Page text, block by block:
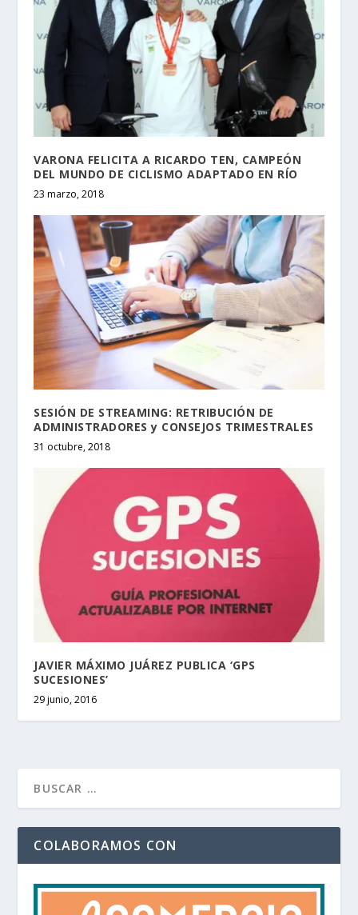
VARONA FELICITA A RICARDO TEN, CAMPEÓN
DEL MUNDO DE CICLISMO ADAPTADO EN RÍO
23 marzo, 2018
SESIÓN DE STREAMING: RETRIBUCIÓN DE
ADMINISTRADORES y CONSEJOS TRIMESTRALES
31 octubre, 2018
JAVIER MÁXIMO JUÁREZ PUBLICA ‘GPS
SUCESIONES’
29 junio, 2016
COLABORAMOS CON